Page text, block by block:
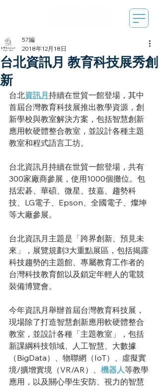
台北資訊月 教育科技展秀創
新
57編
2018年12月18日
台北資訊月 持續在世貿一館登場，其中
首屆台灣教育科技展推出教學資源，創
新學校與教室解決方案，包括智慧創新
應用軟硬體整合教室，並設計各種主題
教室和程式語言工坊。
台北資訊月持續在世貿一館登場，共有
300家廠商參展，使用1000個攤位。包
括宏碁、華碩、微星、技嘉、趨勢科
技、LG電子、Epson、全國電子、燦坤
等大廠參展。
台北資訊月主題是「跨界創新、預見未
來」，展覽規劃3大重點展區，包括揭露
科技趨勢的主題館、專屬教育工作者的
台灣科技教育館以及鎖定年輕人的電競
裝備博覽會。
今年資訊月舉辦首屆台灣教育科技展，
現場除了打造智慧創新應用軟硬體整合
教室，並設計各種「主題教室」，包括
新課綱科技領域、人工智慧、大數據
（BigData）、物聯網（IoT）、虛擬實
境/擴增實境（VR/AR）、 機器人等教學
應用，以及關心學生安防、視力的智慧